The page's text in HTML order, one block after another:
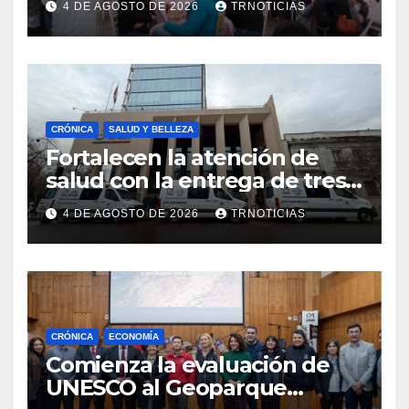
impacto en la hotelería y el
emprendimiento
4 DE AGOSTO DE 2026 TRNOTICIAS
CRÓNICA SALUD Y BELLEZA
Fortalecen la atención de
salud con la entrega de tres
nuevas ambulancias para
Cauquenes y Sagrada Familia
4 DE AGOSTO DE 2026 TRNOTICIAS
CRÓNICA ECONOMÍA
Comienza la evaluación de
UNESCO al Geoparque